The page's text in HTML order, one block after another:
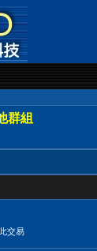
群組
交易